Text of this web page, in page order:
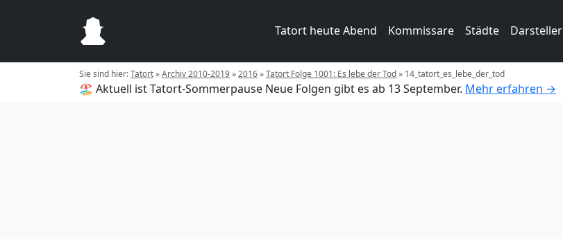
Tatort heute Abend Kommissare Städte Darsteller
Sie sind hier:Tatort»Archiv 2010-2019»2016»Tatort Folge 1001: Es lebe der Tod» 14_tatort_es_lebe_der_tod
🏖️ Aktuell ist Tatort-Sommerpause Neue Folgen gibt es ab 13 September. Mehr erfahren →